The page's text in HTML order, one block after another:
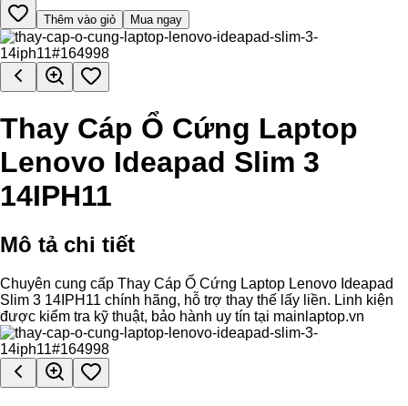
Thêm vào giỏ Mua ngay
Thay Cáp Ổ Cứng Laptop
Lenovo Ideapad Slim 3
14IPH11
Mô tả chi tiết
Chuyên cung cấp Thay Cáp Ổ Cứng Laptop Lenovo Ideapad
Slim 3 14IPH11 chính hãng, hỗ trợ thay thế lấy liền. Linh kiện
được kiểm tra kỹ thuật, bảo hành uy tín tại mainlaptop.vn